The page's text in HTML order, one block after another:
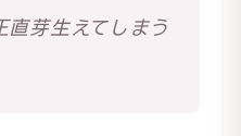
直芽生えてしまう